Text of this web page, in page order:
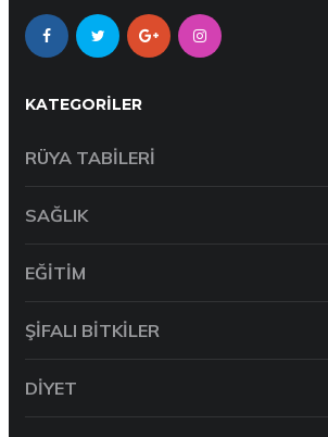
KATEGORILER
RÜYA TABILERI
SAĞLIK
EĞITIM
ŞIFALI BITKILER
DIYET